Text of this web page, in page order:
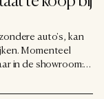
auto's, kan
Momenteel
in de showroom:
13.225 kilometer